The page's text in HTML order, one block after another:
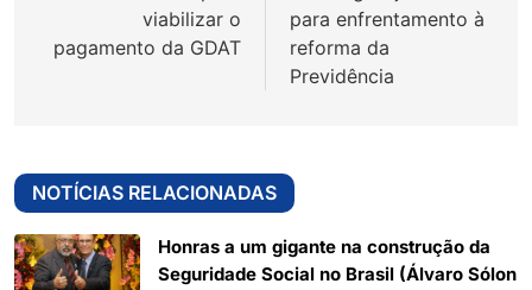
viabilizar o
pagamento da GDAT
para enfrentamento à
reforma da
Previdência
NOTÍCIAS RELACIONADAS
Honras a um gigante na construção da
Seguridade Social no Brasil (Álvaro Sólon